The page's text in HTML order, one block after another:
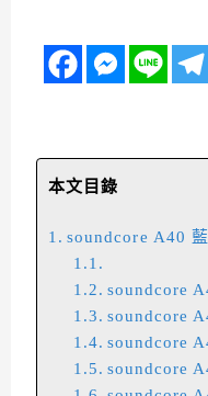
本文目錄
soundcore A40
soundcore
soundcore
soundcore
soundcore